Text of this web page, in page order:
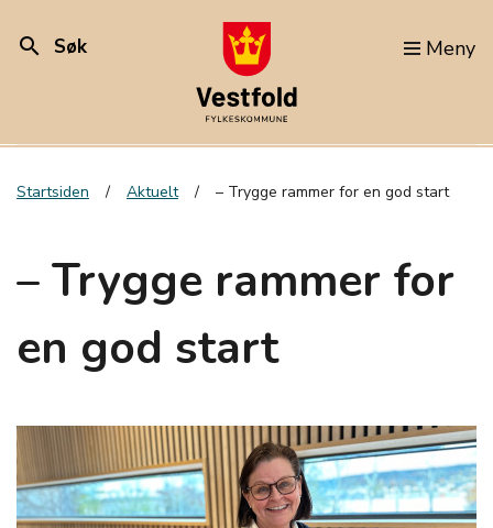
search Søk Meny
Startsiden Aktuelt – Trygge rammer for en god start
– Trygge rammer for
en god start